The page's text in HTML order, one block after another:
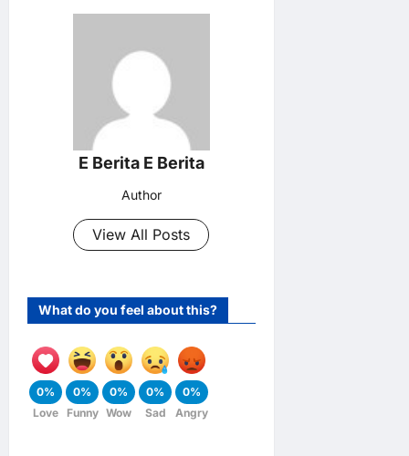
E Berita E Berita
Author
View All Posts
What do you feel about this?
0%
Love
0%
Funny
0%
Wow
0%
Sad
0%
Angry